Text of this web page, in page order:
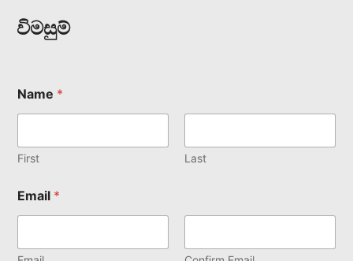
විමසුම්
Name *
First Last
Email *